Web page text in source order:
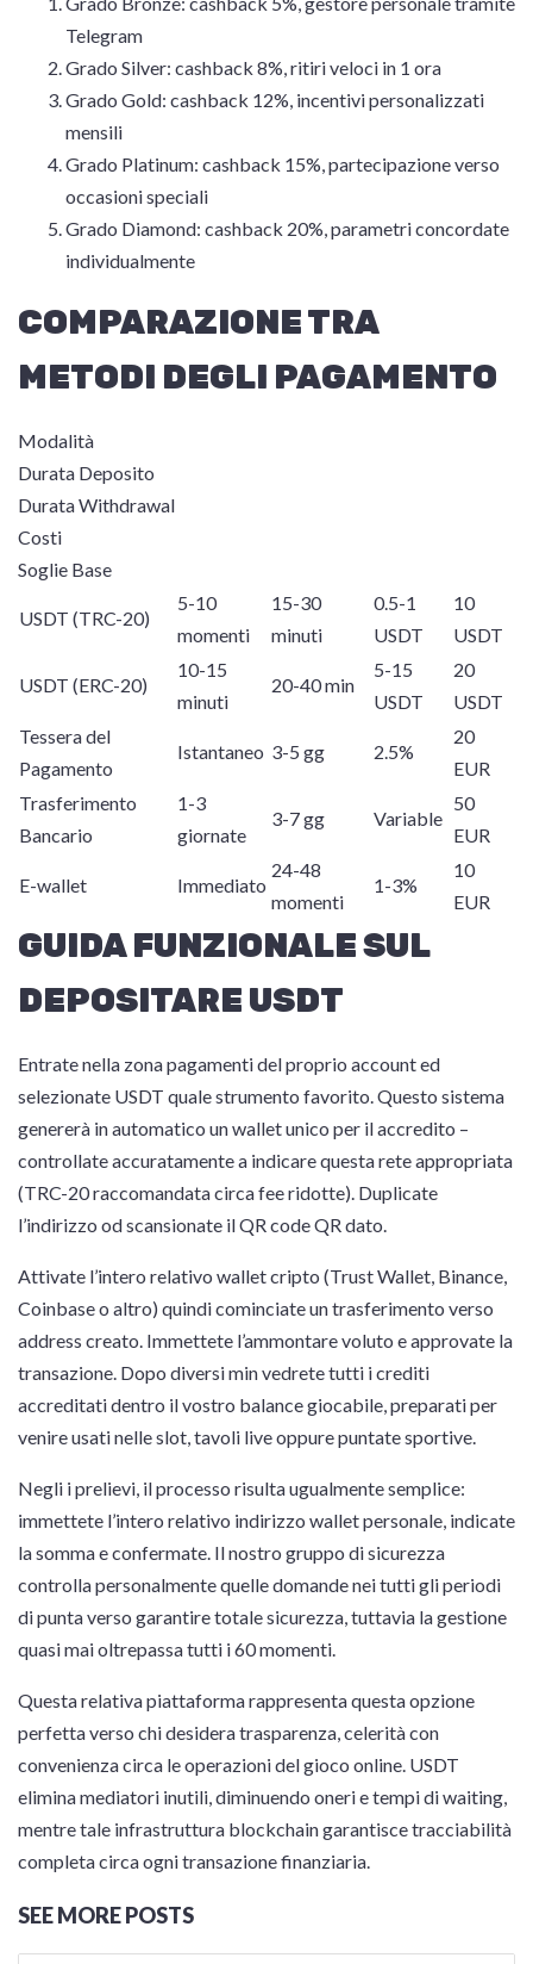
Telegram
Grado Silver: cashback 8%, ritiri veloci in 1 ora
Grado Gold: cashback 12%, incentivi personalizzati
mensili
Grado Platinum: cashback 15%, partecipazione verso
occasioni speciali
Grado Diamond: cashback 20%, parametri concordate
individualmente
COMPARAZIONE TRA
METODI DEGLI PAGAMENTO
Modalità
Durata Deposito
Durata Withdrawal
Costi
Soglie Base
USDT (TRC-20)
5-10
momenti
15-30
minuti
0.5-1
USDT
10
USDT
USDT (ERC-20)
10-15
minuti
20-40 min
5-15
USDT
20
USDT
Tessera del
Pagamento
Istantaneo 3-5 gg 2.5%
20
EUR
Trasferimento
Bancario
1-3
giornate
3-7 gg Variable
50
EUR
E-wallet Immediato
24-48
momenti
1-3%
10
EUR
GUIDA FUNZIONALE SUL
DEPOSITARE USDT
Entrate nella zona pagamenti del proprio account ed
selezionate USDT quale strumento favorito. Questo sistema
genererà in automatico un wallet unico per il accredito –
controllate accuratamente a indicare questa rete appropriata
(TRC-20 raccomandata circa fee ridotte). Duplicate
l’indirizzo od scansionate il QR code QR dato.
Attivate l’intero relativo wallet cripto (Trust Wallet, Binance,
Coinbase o altro) quindi cominciate un trasferimento verso
address creato. Immettete l’ammontare voluto e approvate la
transazione. Dopo diversi min vedrete tutti i crediti
accreditati dentro il vostro balance giocabile, preparati per
venire usati nelle slot, tavoli live oppure puntate sportive.
Negli i prelievi, il processo risulta ugualmente semplice:
immettete l’intero relativo indirizzo wallet personale, indicate
la somma e confermate. Il nostro gruppo di sicurezza
controlla personalmente quelle domande nei tutti gli periodi
di punta verso garantire totale sicurezza, tuttavia la gestione
quasi mai oltrepassa tutti i 60 momenti.
Questa relativa piattaforma rappresenta questa opzione
perfetta verso chi desidera trasparenza, celerità con
convenienza circa le operazioni del gioco online. USDT
elimina mediatori inutili, diminuendo oneri e tempi di waiting,
mentre tale infrastruttura blockchain garantisce tracciabilità
completa circa ogni transazione finanziaria.
SEE MORE POSTS